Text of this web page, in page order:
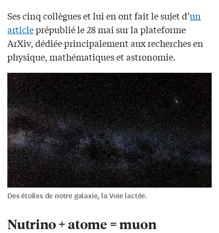
Ses cinq collègues et lui en ont fait le sujet d’un
articleprépublié le 28 mai sur la plateforme
ArXiv, dédiée principalement aux recherches en
physique, mathématiques et astronomie.
Des étoiles de notre galaxie, la Voie lactée.
Nutrino + atome = muon